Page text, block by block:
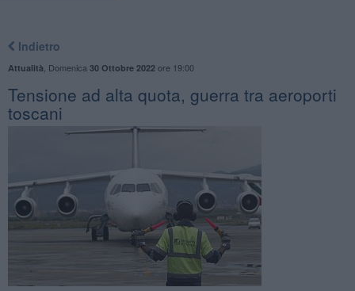
Indietro
Attualità Domenica 30 Ottobre 2022ore 19:00
Tensione ad alta quota, guerra tra aeroporti
toscani